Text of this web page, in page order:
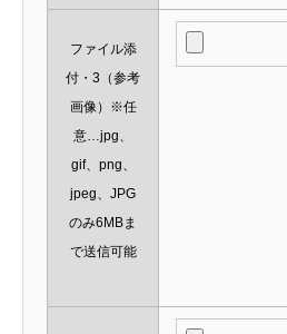
ファイル添
付・3（参考
画像）※任
意…jpg、
gif、png、
jpeg、JPG
のみ6MBま
で送信可能